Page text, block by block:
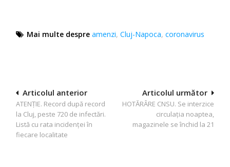
Mai multe despre amenzi,Cluj-Napoca,coronavirus
Navigare
în
articole
Articolul următor
HOTĂRÂRE CNSU. Se interzice
circulația noaptea,
magazinele se închid la 21
Articolul anterior
ATENȚIE. Record după record
la Cluj, peste 720 de infectări.
Listă cu rata incidenței în
fiecare localitate